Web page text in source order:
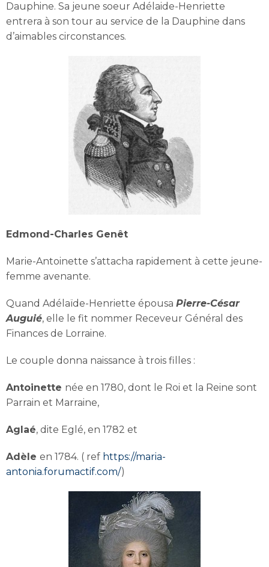
Dauphine. Sa jeune soeur Adélaide-Henriette
entrera à son tour au service de la Dauphine dans
d’aimables circonstances.
Edmond-Charles Genêt
Marie-Antoinette s’attacha rapidement à cette jeune-
femme avenante.
Quand Adélaïde-Henriette épousa Pierre-César
Auguié, elle le fit nommer Receveur Général des
Finances de Lorraine.
Le couple donna naissance à trois filles :
Antoinette née en 1780, dont le Roi et la Reine sont
Parrain et Marraine,
Aglaé, dite Eglé, en 1782 et
Adèle en 1784. ( ref https://maria-
antonia.forumactif.com/)